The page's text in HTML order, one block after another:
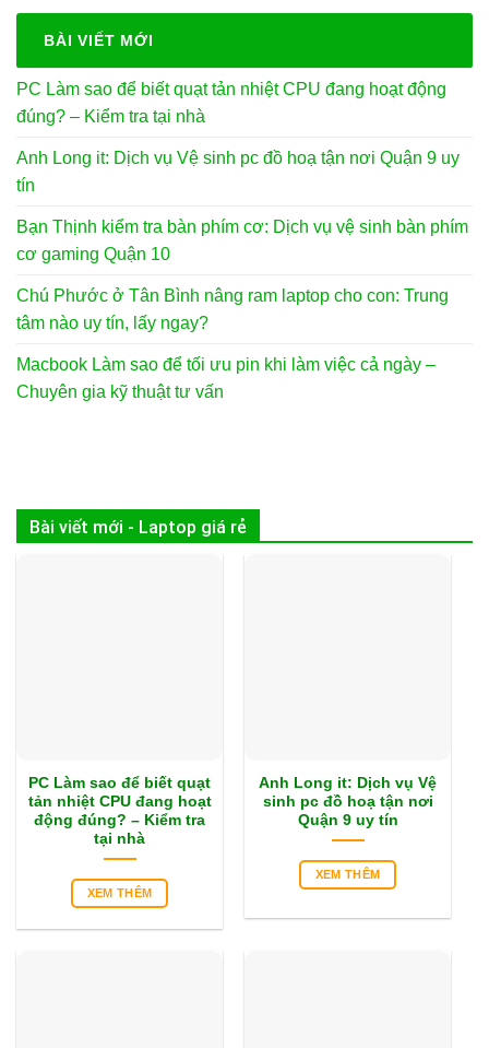
700.000₫.là:
BÀI VIẾT MỚI
PC Làm sao để biết quạt tản nhiệt CPU đang hoạt động
đúng? – Kiểm tra tại nhà
Anh Long it: Dịch vụ Vệ sinh pc đồ hoạ tận nơi Quận 9 uy
tín
Bạn Thịnh kiểm tra bàn phím cơ: Dịch vụ vệ sinh bàn phím
cơ gaming Quận 10
Chú Phước ở Tân Bình nâng ram laptop cho con: Trung
tâm nào uy tín, lấy ngay?
Macbook Làm sao để tối ưu pin khi làm việc cả ngày –
Chuyên gia kỹ thuật tư vấn
Bài viết mới - Laptop giá rẻ
PC Làm sao để biết quạt
tản nhiệt CPU đang hoạt
động đúng? – Kiểm tra
tại nhà
XEM THÊM
Anh Long it: Dịch vụ Vệ
sinh pc đồ hoạ tận nơi
Quận 9 uy tín
XEM THÊM